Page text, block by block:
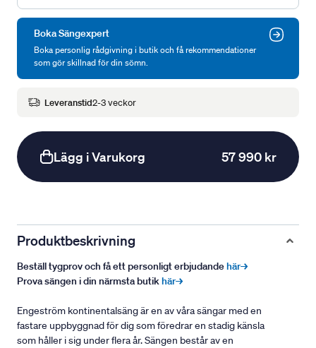
Boka Sängexpert
Boka personlig rådgivning i butik och få rekommendationer
som gör skillnad för din sömn.
Leveranstid2-3 veckor
Lägg i Varukorg 57 990 kr
Produktbeskrivning
Beställ tygprov och få ett personligt erbjudandehär→
Prova sängen i din närmsta butikhär→
Engeström kontinentalsäng är en av våra sängar med en
fastare uppbyggnad för dig som föredrar en stadig känsla
som håller i sig under flera år. Sängen består av en